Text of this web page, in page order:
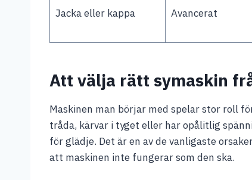
Jacka eller kappa Avancerat
Att välja rätt symaskin
Maskinen man börjar med spelar stor roll
tråda, kärvar i tyget eller har opålitlig
för glädje. Det är en av de vanligaste
att maskinen inte fungerar som den ska.